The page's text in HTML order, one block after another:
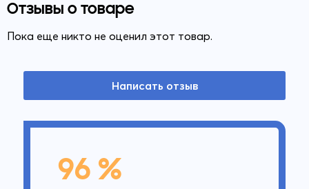
Отзывы о товаре
Пока еще никто не оценил этот товар.
Написать отзыв
96 %